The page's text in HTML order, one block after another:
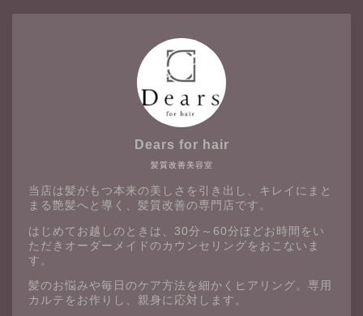
髪質改善美容室
Dears for hair
当店は髪がもつ本来の美しさを引き出し、キレイにまと
まる艶髪へと導く、髪質改善の専門店です。
はじめてお越しのときは、30分～60分ほどお時間をい
ただきオーダーメイドのカウンセリングをおこないま
す。
髪のお悩みや毎日のケア方法を細かくヒアリング。専用
カルテをお作りし、親身に応対します。